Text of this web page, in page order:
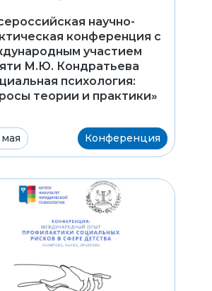
научно-
конференция с
участием
М.Ю. Кондратьева
психология:
теории и практики»
мая Конференция